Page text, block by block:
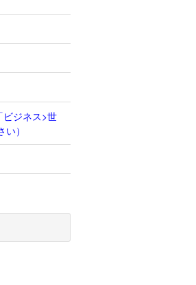
ジネス>世
）